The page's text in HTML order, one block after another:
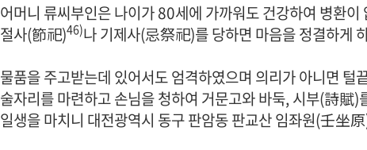
어머니 류씨부인은 나이가 80세에 가까워도 건강하여 병환
절사(節祀)46)나 기제사(忌祭祀)를 당하면 마음을 정결하게
물품을 주고받는데 있어서도 엄격하였으며 의리가 아니면
술자리를 마련하고 손님을 청하여 거문고와 바둑, 시부(詩
일생을 마치니 대전광역시 동구 판암동 판교산 임좌원(壬坐